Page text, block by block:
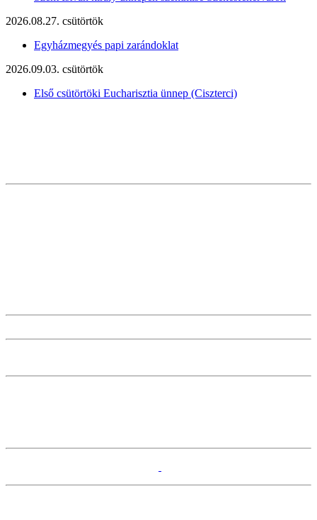
2026.08.27. csütörtök
Egyházmegyés papi zarándoklat
2026.09.03. csütörtök
Első csütörtöki Eucharisztia ünnep (Ciszterci)